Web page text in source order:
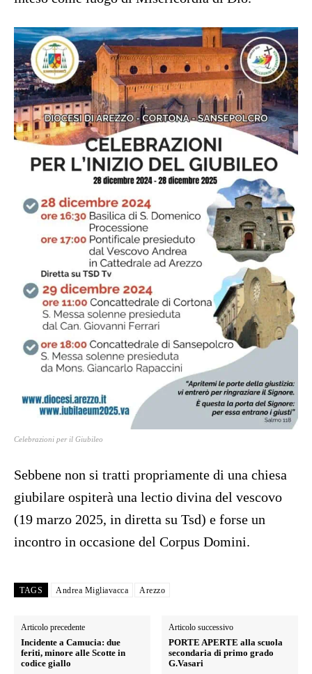
Celebrazioni per il Giubileo
Sebbene non si tratti propriamente di una chiesa
giubilare ospiterà una lectio divina del vescovo
(19 marzo 2025, in diretta su Tsd) e forse un
incontro in occasione del Corpus Domini.
TAGS Andrea Migliavacca Arezzo
Articolo precedente
Incidente a Camucia: due
feriti, minore alle Scotte in
codice giallo
Articolo successivo
PORTE APERTE alla scuola
secondaria di primo grado
G.Vasari